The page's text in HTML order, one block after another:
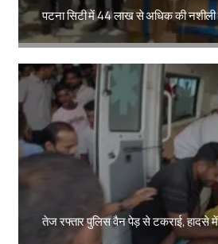
पटना सिटी में 44 लाख से अधिक की नशीली
Amit Lekh
तेज रफ्तार पुलिस वैन पेड़ से टकराई, हादसे में